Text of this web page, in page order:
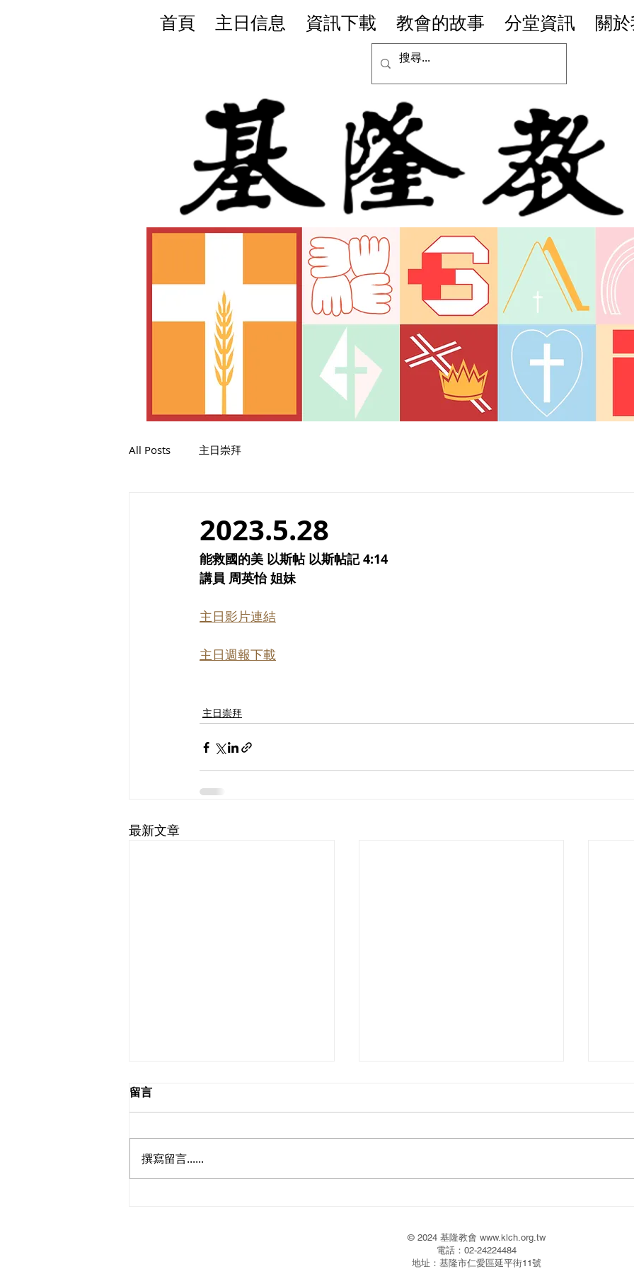
首頁 主日信息 資訊下載 教會的故事 分堂資訊 關
All Posts 主日崇拜
2023.5.28
能救國的美 以斯帖 以斯帖記 4:14
講員 周英怡 姐妹
主日影片連結
主日週報下載
主日崇拜
最新文章
2026.08.09 2026.08.02
留言
撰寫留言......
© 2024 基隆教會 www.klch.org.tw
電話：02-24224484
地址：基隆市仁愛區延平街11號